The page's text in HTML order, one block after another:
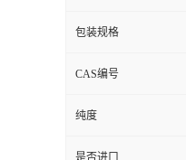
包装规格
CAS编号
纯度
是否进口